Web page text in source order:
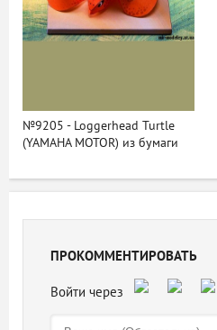
№9205 - Loggerhead Turtle
(YAMAHA MOTOR) из бумаги
ПРОКОММЕНТИРОВАТЬ